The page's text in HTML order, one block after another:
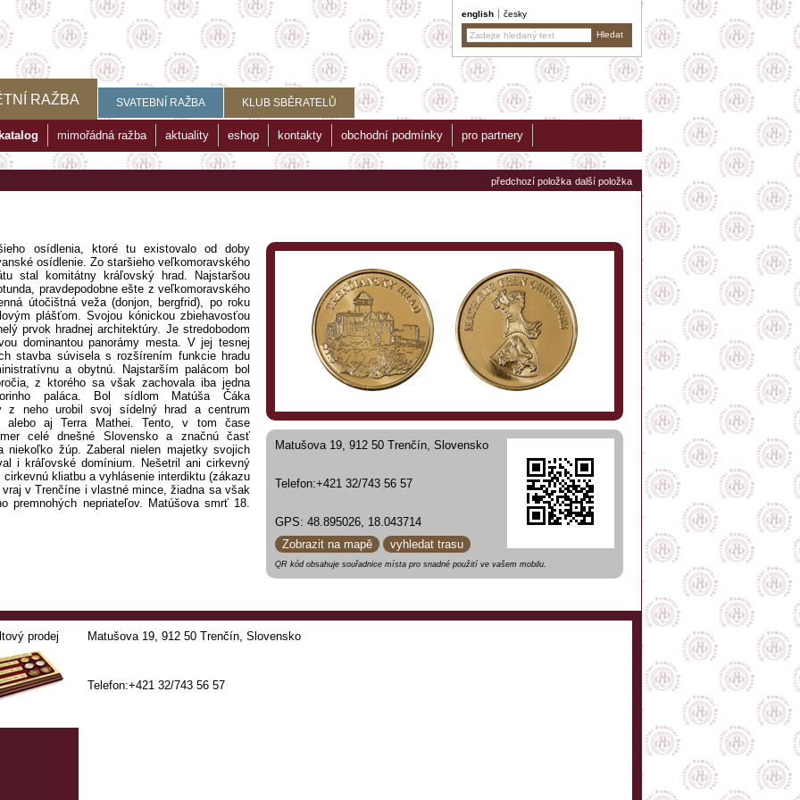
english česky
RAŽBA SVATEBNÍ RAŽBA KLUB SBĚRATELŮ
katalog mimořádná ražba aktuality eshop kontakty obchodní podmínky pro partnery
předchozí položka další položka
Matušova 19, 912 50 Trenčín, Slovensko
Telefon:+421 32/743 56 57
GPS: 48.895026, 18.043714
Zobrazit na mapě
vyhledat trasu
QR kód obsahuje souřadnice místa pro snadné použití ve vašem mobilu.
osídlenia, ktoré tu existovalo od doby
osídlenie. Zo staršieho veľkomoravského
stal komitátny kráľovský hrad. Najstaršou
pravdepodobne ešte z veľkomoravského
útočištná veža (donjon, bergfrid), po roku
plášťom. Svojou kónickou zbiehavosťou
prvok hradnej architektúry. Je stredobodom
dominantou panorámy mesta. V jej tesnej
stavba súvisela s rozšírením funkcie hradu
a obytnú. Najstarším palácom bol
z ktorého sa však zachovala iba jedna
paláca. Bol sídlom Matúša Čáka
z neho urobil svoj sídelný hrad a centrum
alebo aj Terra Mathei. Tento, v tom čase
celé dnešné Slovensko a značnú časť
niekoľko žúp. Zaberal nielen majetky svojich
i kráľovské domínium. Nešetril ani cirkevný
kliatbu a vyhlásenie interdiktu (zákazu
v Trenčíne i vlastné mince, žiadna sa však
premnohých nepriateľov. Matúšova smrť 18.
palác, ktorého stavba sa pripisuje synovi
či Veľký. Trenčianske múzeum pripravilo
zbraní z obdobia 13. až 19. storočia.
neskorogotickej zbroje. Z palných zbraní
pruské „ihlovky“, bohato zdobené lovecké
a pušky.
reprezentuje i Barborin palác, ktorý vraj dal
druhú manželku Barboru Cellskú v dobe,
venné majetky. Posledným, tretím palácom
z obdobia panstva mocnej rodiny
vojvodcu Johana Katzianera, ktorého vojská
delami, ktoré spôsobilo výbuch hradnej
prodej Matušova 19, 912 50 Trenčín, Slovensko
Telefon:+421 32/743 56 57